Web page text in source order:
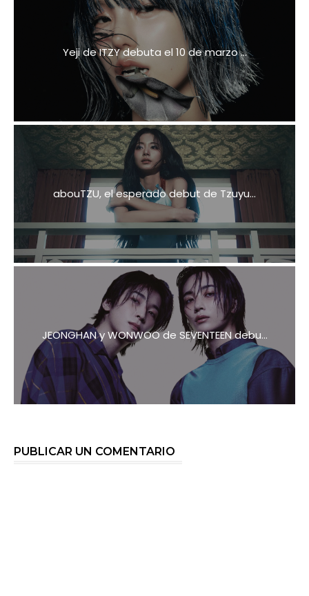
Yeji de ITZY debuta el 10 de marzo ...
abouTZU, el esperado debut de Tzuyu...
JEONGHAN y WONWOO de SEVENTEEN debu...
PUBLICAR UN COMENTARIO